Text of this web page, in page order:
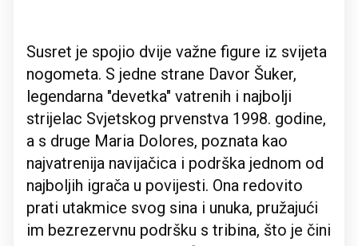
Susret je spojio dvije važne figure iz svijeta
nogometa. S jedne strane Davor Šuker,
legendarna "devetka" vatrenih i najbolji
strijelac Svjetskog prvenstva 1998. godine,
a s druge Maria Dolores, poznata kao
najvatrenija navijačica i podrška jednom od
najboljih igrača u povijesti. Ona redovito
prati utakmice svog sina i unuka, pružajući
im bezrezervnu podršku s tribina, što je čini